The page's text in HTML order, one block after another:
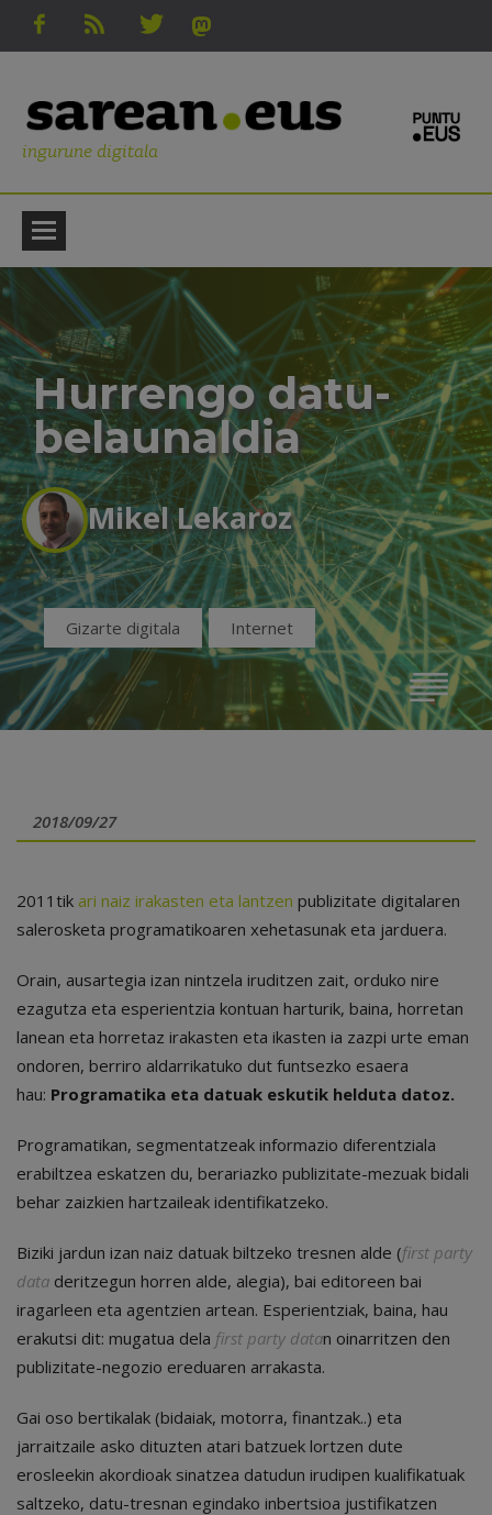
ingurune digitala
Hurrengo datu-
belaunaldia
Mikel Lekaroz
Gizarte digitala Internet
2018/09/27
2011tik ari naiz irakasten eta lantzen publizitate digitalaren
salerosketa programatikoaren xehetasunak eta jarduera.
Orain, ausartegia izan nintzela iruditzen zait, orduko nire
ezagutza eta esperientzia kontuan harturik, baina, horretan
lanean eta horretaz irakasten eta ikasten ia zazpi urte eman
ondoren, berriro aldarrikatuko dut funtsezko esaera
hau: Programatika eta datuak eskutik helduta datoz.
Programatikan, segmentatzeak informazio diferentziala
erabiltzea eskatzen du, berariazko publizitate-mezuak bidali
behar zaizkien hartzaileak identifikatzeko.
Biziki jardun izan naiz datuak biltzeko tresnen alde (first party
data deritzegun horren alde, alegia), bai editoreen bai
iragarleen eta agentzien artean. Esperientziak, baina, hau
erakutsi dit: mugatua dela first party datan oinarritzen den
publizitate-negozio ereduaren arrakasta.
Gai oso bertikalak (bidaiak, motorra, finantzak..) eta
jarraitzaile asko dituzten atari batzuek lortzen dute
erosleekin akordioak sinatzea datudun irudipen kualifikatuak
saltzeko, datu-tresnan egindako inbertsioa justifikatzen